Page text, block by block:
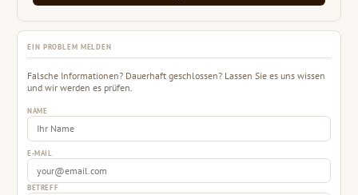
EIN PROBLEM MELDEN
Falsche Informationen? Dauerhaft geschlossen? Lassen Sie es uns wissen
und wir werden es prüfen.
NAME
E-MAIL
BETREFF